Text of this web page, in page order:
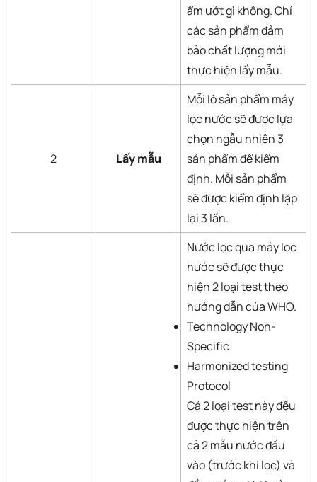
ẩm ướt gì không. Chỉ
các sản phẩm đảm
bảo chất lượng mới
thực hiện lấy mẫu.
2 Lấy mẫu
Mỗi lô sản phẩm máy
lọc nước sẽ được lựa
chọn ngẫu nhiên 3
sản phẩm để kiểm
định. Mỗi sản phẩm
sẽ được kiểm định lặp
lại 3 lần.
Nước lọc qua máy lọc
nước sẽ được thực
hiện 2 loại test theo
hướng dẫn của WHO.
Technology Non-
Specific
Harmonized testing
Protocol
Cả 2 loại test này đều
được thực hiện trên
cả 2 mẫu nước đầu
vào (trước khi lọc) và